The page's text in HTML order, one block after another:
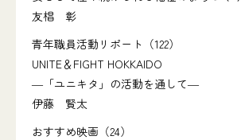
友椙 彰
青年職員活動リポート（122）
UNITE＆FIGHT HOKKAIDO
―「ユニキタ」の活動を通して―
伊藤 賢太
おすすめ映画（24）